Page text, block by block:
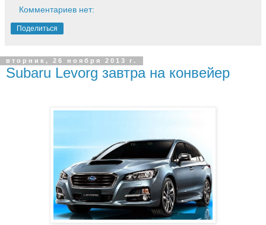
Комментариев нет:
Поделиться
вторник, 26 ноября 2013 г.
Subaru Levorg завтра на конвейер